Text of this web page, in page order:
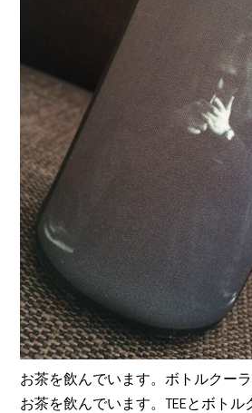
お茶を飲んでいます。ボトルクー
お茶を飲んでいます。TEEとボト